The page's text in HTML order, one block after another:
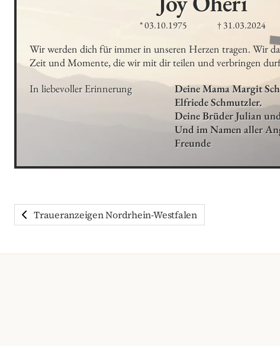
* 03.10.1975 † 31.03.2024
Wir werden dich für immer in unseren Herzen tragen. Wir
Zeit und Momente, die wir mit dir teilen und verbringen
In liebevoller Erinnerung
Deine Mama Margit
Elfriede Schmutzler.
Deine Brüder Julian
Und im Namen aller
Freunde
Traueranzeigen Nordrhein-Westfalen